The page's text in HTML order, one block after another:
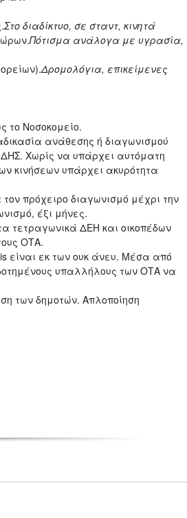
Στο διαδίκτυο, σε σταντ, κινητά
Πότισμα ανάλογα με υγρασία,
Δρομολόγια, επικείμενες
το Νοσοκομείο.
ανάθεσης ή διαγωνισμού
Χωρίς να υπάρχει αυτόματη
κινήσεων υπάρχει ακυρότητα
πρόχειρο διαγωνισμό μέχρι την
έξι μήνες.
τετραγωνικά ΔΕΗ και οικοπέδων
ΟΤΑ.
είναι εκ των ουκ άνευ. Μέσα από
υπαλλήλους των ΟΤΑ να
των δημοτών. Απλοποίηση